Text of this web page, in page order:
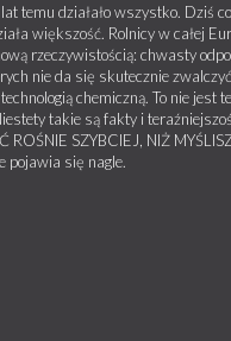
temu działało wszystko. Dziś
większość. Rolnicy w całej
rzeczywistością: chwasty
nie da się skutecznie zwalczyć
chemiczną. To nie jest
takie są fakty i
ROŚNIE SZYBCIEJ, NIŻ
pojawia się nagle.